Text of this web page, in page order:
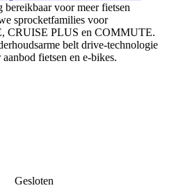
voor meer fietsen
sprocketfamilies voor
CRUISE PLUS en COMMUTE.
belt drive-technologie
fietsen en e-bikes.
Gesloten